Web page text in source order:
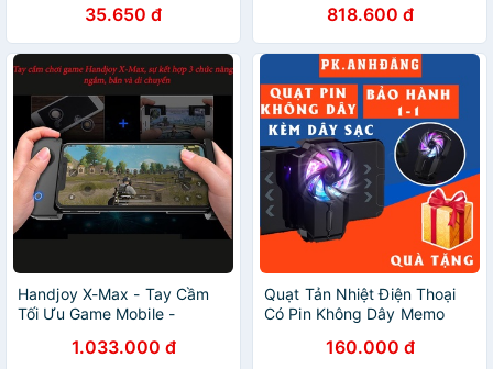
35.650 đ 818.600 đ
Handjoy X-Max - Tay Cầm
Tối Ưu Game Mobile -
1.033.000 đ
Quạt Tản Nhiệt Điện Thoại
Có Pin Không Dây Memo
Game Anh Đăng
160.000 đ